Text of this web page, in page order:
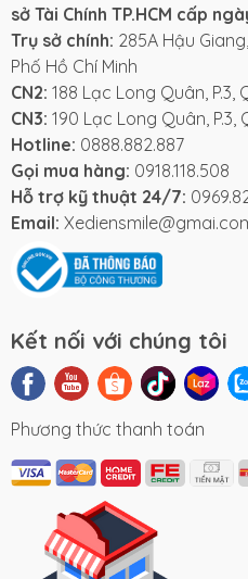
sở Tài Chính TP.HCM cấp
Trụ sở chính: 285A Hậu
Phố Hồ Chí Minh
CN2: 188 Lạc Long Quân, P.3,
CN3: 190 Lạc Long Quân, P.3,
Hotline: 0888.882.887
Gọi mua hàng: 0918.118.508
Hỗ trợ kỹ thuật 24/7:
Email:
Kết nối với chúng tôi
Phương thức thanh toán